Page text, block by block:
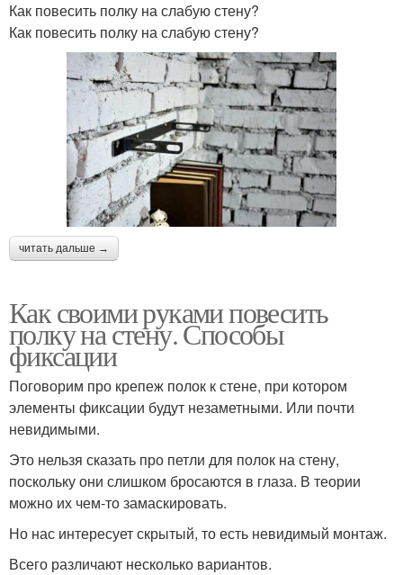
Как повесить полку на слабую стену?
Как повесить полку на слабую стену?
читать дальше →
Как своими руками повесить
полку на стену. Способы
фиксации
Поговорим про крепеж полок к стене, при котором
элементы фиксации будут незаметными. Или почти
невидимыми.
Это нельзя сказать про петли для полок на стену,
поскольку они слишком бросаются в глаза. В теории
можно их чем-то замаскировать.
Но нас интересует скрытый, то есть невидимый монтаж.
Всего различают несколько вариантов.